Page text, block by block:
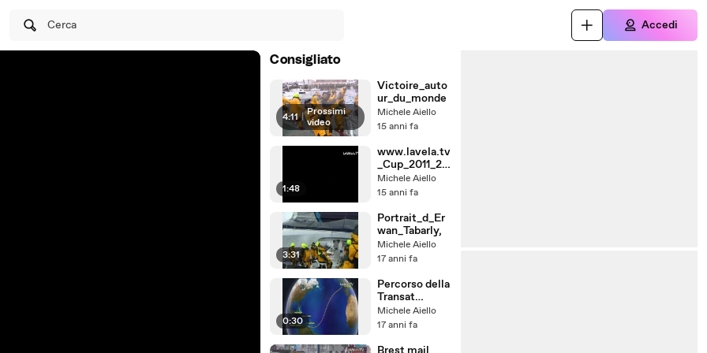
Cerca Accedi
Consigliato
4:11 | Prossimi
video
Victoire_auto
ur_du_monde
Michele Aiello
15 anni fa
1:48
www.lavela.tv
_Cup_2011_20
12
Michele Aiello
15 anni fa
3:31
Portrait_d_Er
wan_Tabarly,
Michele Aiello
17 anni fa
0:30
Percorso della
Transat
Jacques Vabre
2009
Michele Aiello
17 anni fa